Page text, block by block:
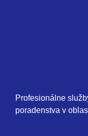
Profesionálne
poradenstva v